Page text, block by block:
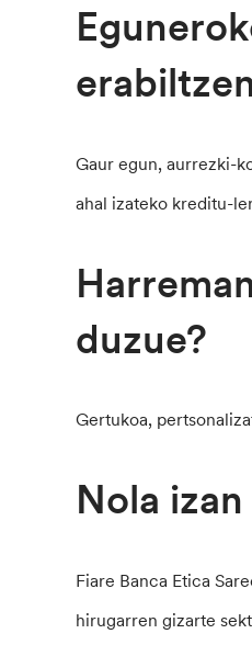
Gaur egun, aurrezki-
ahal izateko kreditu-
duzue?
Gertukoa,
Nola
Fiare Banca Etica
hirugarren gizarte